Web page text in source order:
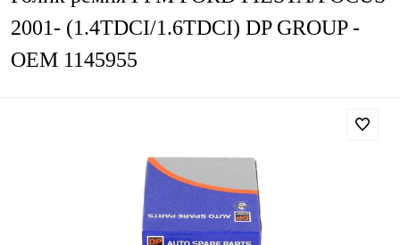
2001- (1.4TDCI/1.6TDCI) DP GROUP -
OEM 1145955